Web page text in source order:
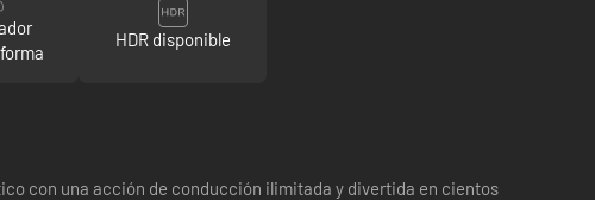
HDR disponible
con una acción de conducción ilimitada y divertida en cientos